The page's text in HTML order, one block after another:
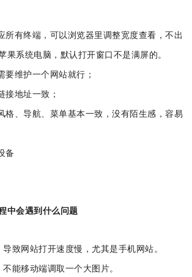
所有终端，可以浏览器里调整宽度查看，不出
果系统电脑，默认打开窗口不是满屏的。
要维护一个网站就行；
接地址一致；
格、导航、菜单基本一致，没有陌生感，容易
备
中会遇到什么问题
导致网站打开速度慢，尤其是手机网站。
不能移动端调取一个大图片。